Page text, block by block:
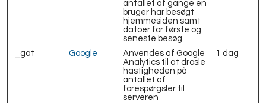
antallet af gange en
bruger har besøgt
hjemmesiden samt
datoer for første og
seneste besøg.
_gat Google
Anvendes af Google
Analytics til at drosle
hastigheden på
antallet af
forespørgsler til
serveren
1 dag